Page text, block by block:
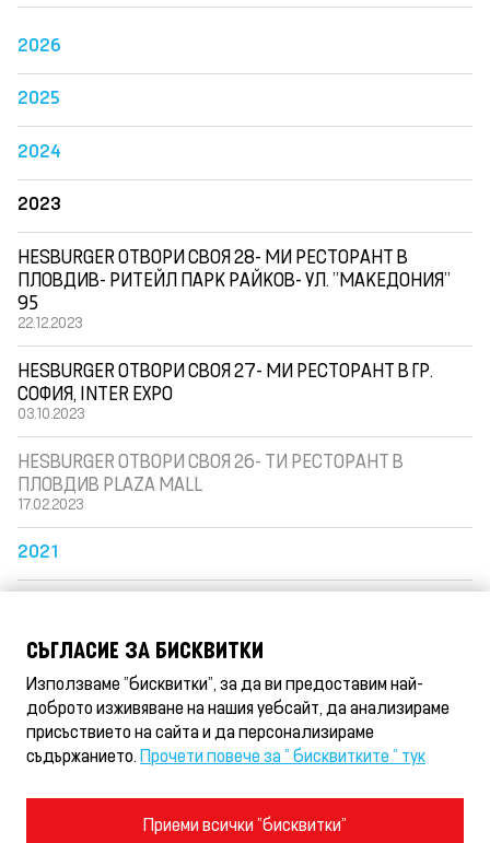
2026
2025
2024
2023
HESBURGER ОТВОРИ СВОЯ 28- МИ РЕСТОРАНТ В
ПЛОВДИВ- РИТЕЙЛ ПАРК РАЙКОВ- УЛ. "МАКЕДОНИЯ"
95
22.12.2023
HESBURGER ОТВОРИ СВОЯ 27- МИ РЕСТОРАНТ В ГР.
СОФИЯ, INTER EXPO
03.10.2023
HESBURGER ОТВОРИ СВОЯ 26- ТИ РЕСТОРАНТ В
ПЛОВДИВ PLAZA MALL
17.02.2023
2021
2018
2017
Условия за ползване и правила за поверителност
СЪГЛАСИЕ ЗА БИСКВИТКИ
Използваме "бисквитки", за да ви предоставим най-
доброто изживяване на нашия уебсайт, да анализираме
присъствието на сайта и да персонализираме
съдържанието. Прочети повече за " бисквитките " тук
Приеми всички "бисквитки"